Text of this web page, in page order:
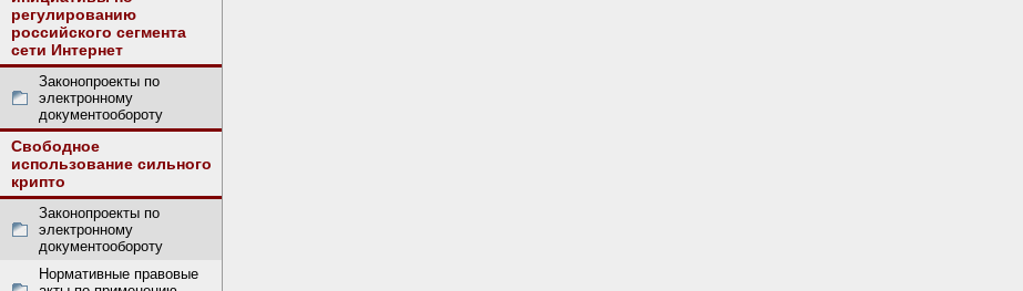
регулированию
российского сегмента
сети Интернет
Законопроекты по
электронному
документообороту
Свободное
использование сильного
крипто
Законопроекты по
электронному
документообороту
Нормативные правовые